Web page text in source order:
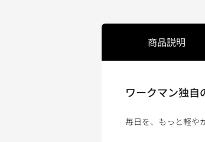
商品説明
ワークマン独
毎日を、もっと軽や